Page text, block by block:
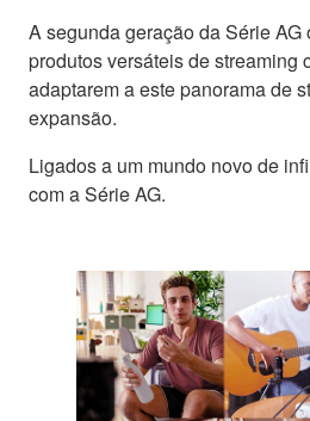
A segunda geração da Série
produtos versáteis de streaming
adaptarem a este panorama de
expansão.
Ligados a um mundo novo de
com a Série AG.